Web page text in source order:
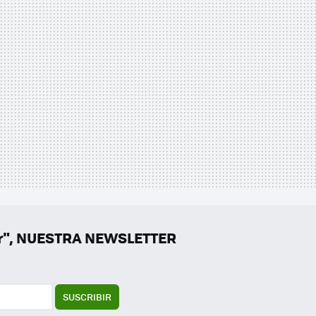
NEWSLETTER
SUSCRIBIR